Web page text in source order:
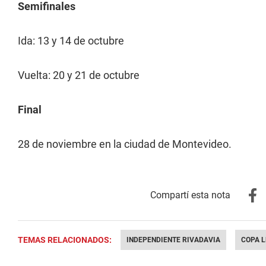
Semifinales
Ida: 13 y 14 de octubre
Vuelta: 20 y 21 de octubre
Final
28 de noviembre en la ciudad de Montevideo.
TEMAS RELACIONADOS: INDEPENDIENTE RIVADAVIA COPA